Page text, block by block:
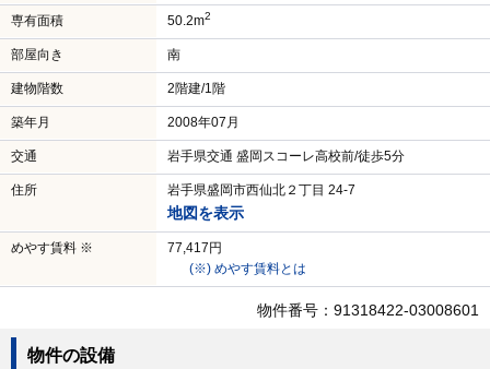
専有面積 50.2m2
部屋向き 南
建物階数 2階建/1階
築年月 2008年07月
交通 岩手県交通 盛岡スコーレ高校前/徒歩5分
住所 岩手県盛岡市西仙北２丁目 24-7
地図を表示
めやす賃料 ※
77,417円
(※) めやす賃料とは
物件番号：91318422-03008601
物件の設備